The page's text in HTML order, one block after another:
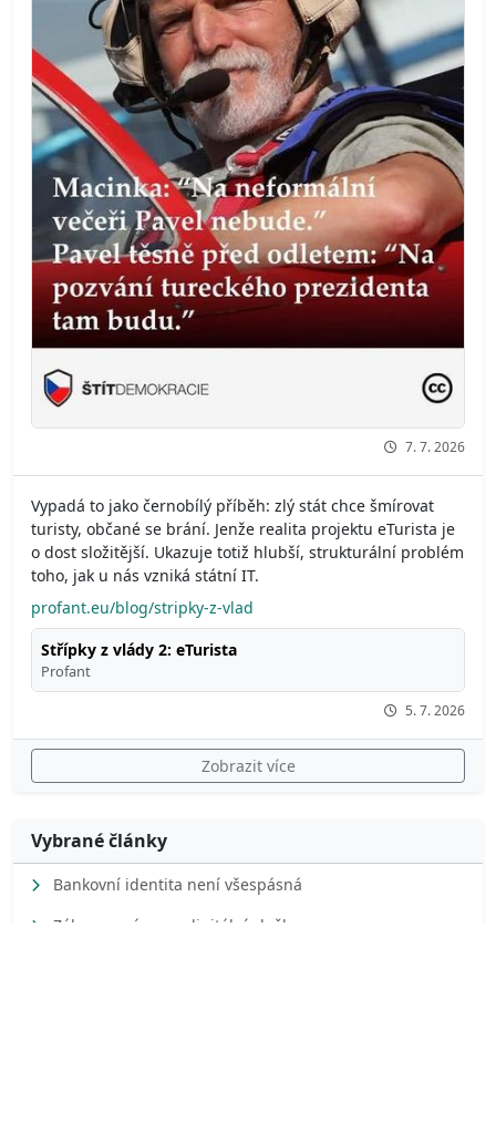
7. 7. 2026
Vypadá to jako černobílý příběh: zlý stát chce šmírovat
turisty, občané se brání. Jenže realita projektu eTurista je
o dost složitější. Ukazuje totiž hlubší, strukturální problém
toho, jak u nás vzniká státní IT.
profant.eu/blog/stripky-z-vlad
Střípky z vlády 2: eTurista
Profant
5. 7. 2026
Zobrazit více
Vybrané články
Bankovní identita není všespásná
Zákon o právu na digitální služby